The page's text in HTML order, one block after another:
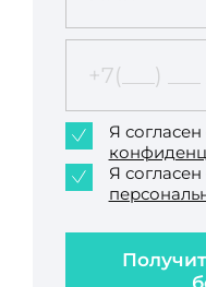
Я согласен
Я согласен